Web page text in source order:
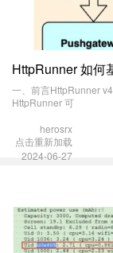
HttpRunner 如何
一、前言HttpRunner
HttpRunner 可
herosrx
点击重新加载
2024-06-27